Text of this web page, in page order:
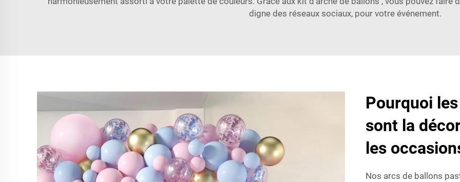
digne des réseaux sociaux, pour votre événement.
Pourquoi
sont la
les
Nos arcs de ballons